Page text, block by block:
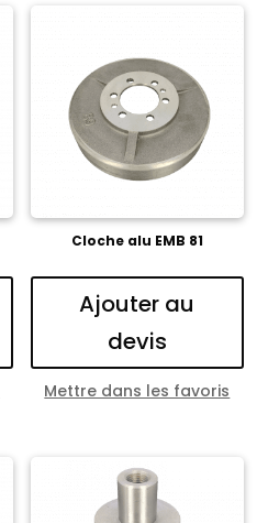
Cloche alu EMB 81
Ajouter au
devis
Mettre dans les favoris